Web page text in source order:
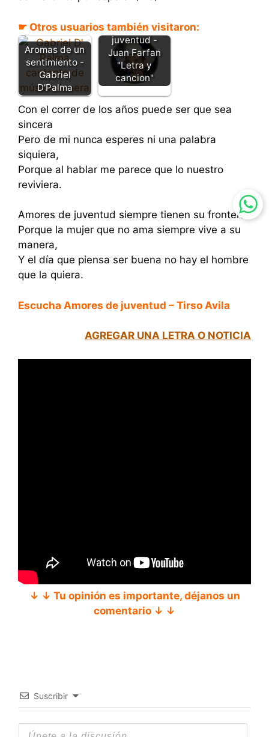
☛ Otros usuarios también visitaron:
Aromas de un
sentimiento -
Gabriel
D'Palma
Que fue de mi
juventud -
Juan Farfan
"Letra y
cancion"
Con el correr de los años puede ser que sea
sincera
Pero de mi nunca esperes ni una palabra
siquiera,
Porque al hablar me parece que lo nuestro
reviviera.
Amores de juventud siempre tienen su frontera
Porque la mujer que no ama siempre vive a su
manera,
Y el día que piensa ser buena no hay el hombre
que la quiera.
Escucha Amores de juventud – Tirso Avila
AGREGAR UNA LETRA O NOTICIA
↓ ↓ Tu opinión es importante, déjanos un
comentario ↓ ↓
Suscribir